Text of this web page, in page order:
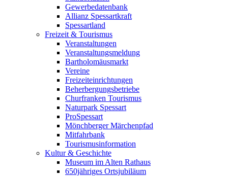
Gewerbedatenbank
Allianz Spessartkraft
Spessartland
Freizeit & Tourismus
Veranstaltungen
Veranstaltungsmeldung
Bartholomäusmarkt
Vereine
Freizeiteinrichtungen
Beherbergungsbetriebe
Churfranken Tourismus
Naturpark Spessart
ProSpessart
Mönchberger Märchenpfad
Mitfahrbank
Tourismusinformation
Kultur & Geschichte
Museum im Alten Rathaus
650jähriges Ortsjubiläum